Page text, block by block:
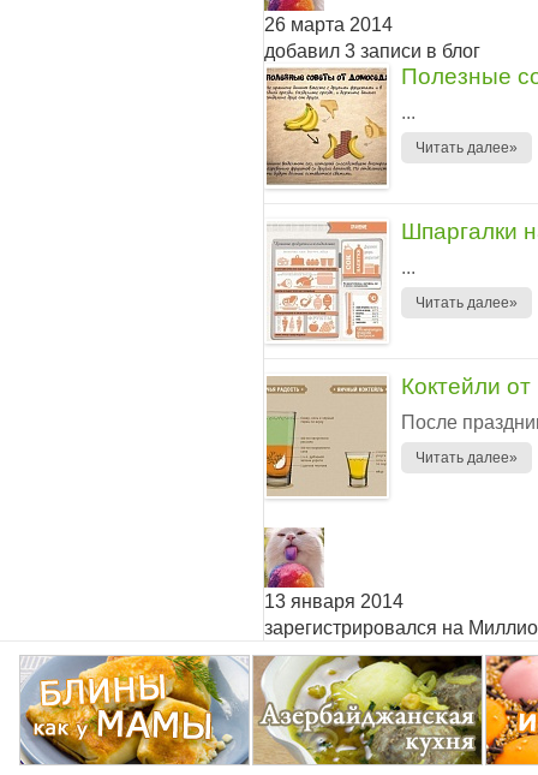
26 марта 2014
добавил 3 записи в блог
Полезные
...
Читать далее»
Шпаргалки
...
Читать далее»
Коктейли
После
Читать далее»
13 января 2014
зарегистрировался на